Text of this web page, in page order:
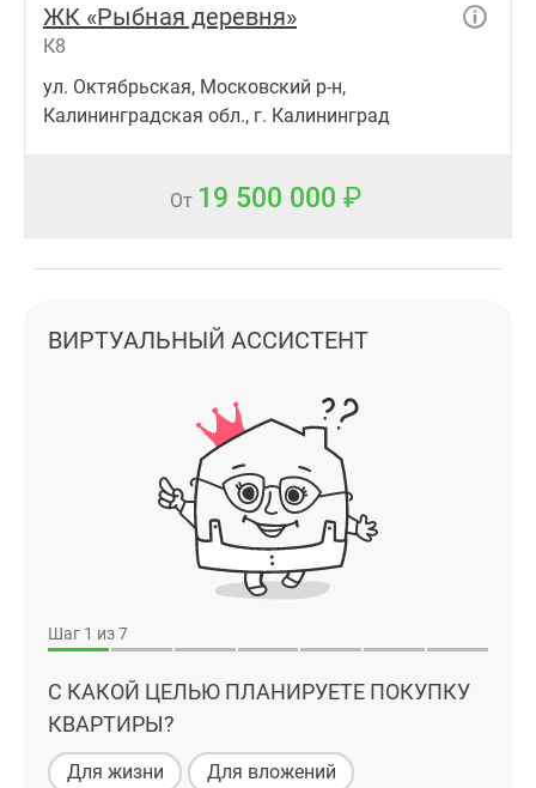
ЖК «Рыбная деревня»
К8
ул. Октябрьская, Московский р-н,
Калининградская обл., г. Калининград
От 19 500 000
Шаг 1 из 7
С КАКОЙ ЦЕЛЬЮ ПЛАНИРУЕТЕ ПОКУПКУ
КВАРТИРЫ?
Для жизни Для вложений
ВИРТУАЛЬНЫЙ АССИСТЕНТ